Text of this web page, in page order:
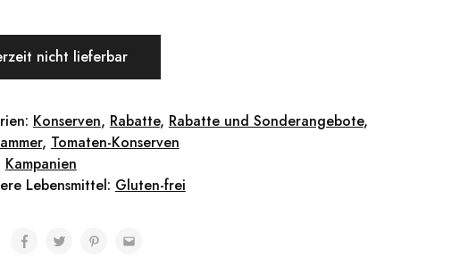
nicht lieferbar
Konserven, Rabatte, Rabatte und Sonderangebote,
, Tomaten-Konserven
Kampanien
Lebensmittel: Gluten-frei